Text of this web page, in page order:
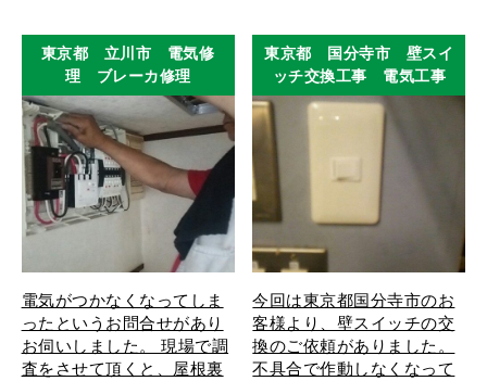
東京都 立川市 電気修
理 ブレーカ修理
電気がつかなくなってしま
ったというお問合せがあり
お伺いしました。 現場で調
査をさせて頂くと、屋根裏
東京都 国分寺市 壁スイ
ッチ交換工事 電気工事
今回は東京都国分寺市のお
客様より、壁スイッチの交
換のご依頼がありました。
不具合で作動しなくなって